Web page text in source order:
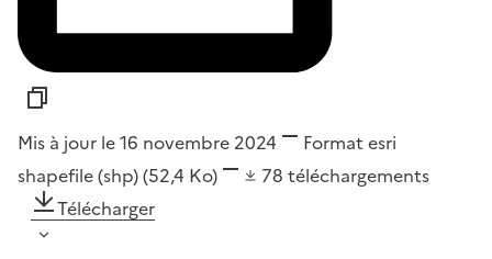
Mis à jour le 16 novembre 2024 Format esri
shapefile (shp)(52,4 Ko) 78 téléchargements
Télécharger